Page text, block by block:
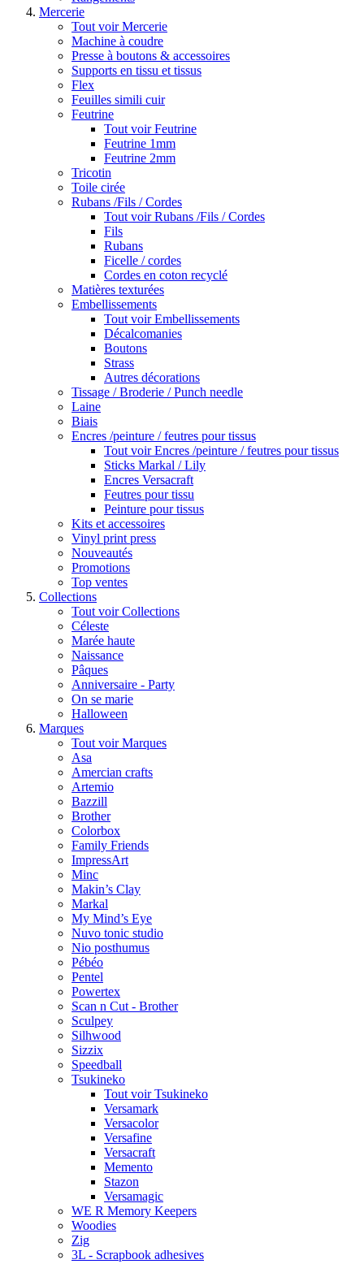
Mercerie
Tout voir Mercerie
Machine à coudre
Presse à boutons & accessoires
Supports en tissu et tissus
Flex
Feuilles simili cuir
Feutrine
Tout voir Feutrine
Feutrine 1mm
Feutrine 2mm
Tricotin
Toile cirée
Rubans /Fils / Cordes
Tout voir Rubans /Fils / Cordes
Fils
Rubans
Ficelle / cordes
Cordes en coton recyclé
Matières texturées
Embellissements
Tout voir Embellissements
Décalcomanies
Boutons
Strass
Autres décorations
Tissage / Broderie / Punch needle
Laine
Biais
Encres /peinture / feutres pour tissus
Tout voir Encres /peinture / feutres pour tissus
Sticks Markal / Lily
Encres Versacraft
Feutres pour tissu
Peinture pour tissus
Kits et accessoires
Vinyl print press
Nouveautés
Promotions
Top ventes
Collections
Tout voir Collections
Céleste
Marée haute
Naissance
Pâques
Anniversaire - Party
On se marie
Halloween
Marques
Tout voir Marques
Asa
Amercian crafts
Artemio
Bazzill
Brother
Colorbox
Family Friends
ImpressArt
Minc
Makin’s Clay
Markal
My Mind’s Eye
Nuvo tonic studio
Nio posthumus
Pébéo
Pentel
Powertex
Scan n Cut - Brother
Sculpey
Silhwood
Sizzix
Speedball
Tsukineko
Tout voir Tsukineko
Versamark
Versacolor
Versafine
Versacraft
Memento
Stazon
Versamagic
WE R Memory Keepers
Woodies
Zig
3L - Scrapbook adhesives